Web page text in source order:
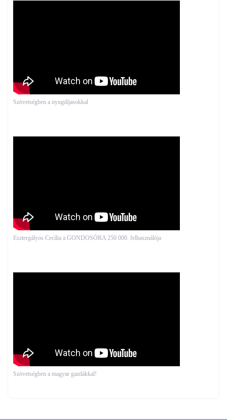
Szövetségben a nyugdíjasokkal
Esztergályos Cecília a GONDOSÓRA 250 000. felhasználója
Szövetségben a magyar gazdákkal!